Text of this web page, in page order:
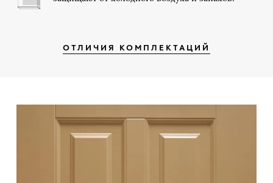
ОТЛИЧИЯ КОМПЛЕКТАЦИЙ